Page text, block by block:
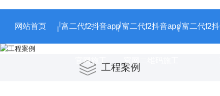
网站首页 富二代f2抖音app
官网施工
富二代f2抖音app
官网二维码施工
富二代f2
工程案例